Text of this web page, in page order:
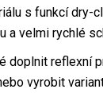
s funkcí dry-
a velmi rychlé
doplnit reflexní
vyrobit